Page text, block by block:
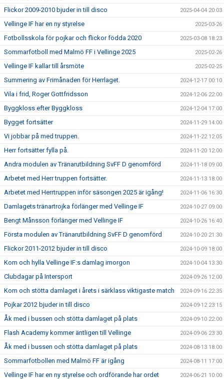
Flickor 2009-2010 bjuder in till disco 2025-04-04 20:03
Vellinge IF har en ny styrelse 2025-03-26
Fotbollsskola för pojkar och flickor födda 2020 2025-03-08 18:23
Sommarfotboll med Malmö FF i Vellinge 2025 2025-02-26
Vellinge IF kallar till årsmöte 2025-02-25
Summering av Frimånaden för Herrlaget. 2024-12-17 00:10
Vila i frid, Roger Gottfridsson 2024-12-06 22:00
Byggkloss efter Byggkloss 2024-12-04 17:00
Bygget fortsätter 2024-11-29 14:00
Vi jobbar på med truppen. 2024-11-22 12:05
Herr fortsätter fylla på. 2024-11-20 12:00
Andra modulen av Tränarutbildning SvFF D genomförd 2024-11-18 09:00
Arbetet med Herr truppen fortsätter. 2024-11-13 18:00
Arbetet med Herrtruppen inför säsongen 2025 är igång! 2024-11-06 16:30
Damlagets tränartrojka förlänger med Vellinge IF 2024-10-27 09:00
Bengt Månsson förlänger med Vellinge IF 2024-10-26 16:40
Första modulen av Tränarutbildning SvFF D genomförd 2024-10-20 21:30
Flickor 2011-2012 bjuder in till disco 2024-10-09 18:00
Kom och hylla Vellinge IF:s damlag imorgon 2024-10-04 13:30
Clubdagar på Intersport 2024-09-26 12:00
Kom och stötta damlaget i årets i särklass viktigaste match 2024-09-16 22:35
Pojkar 2012 bjuder in till disco 2024-09-12 23:15
Åk med i bussen och stötta damlaget på plats 2024-09-10 22:00
Flash Academy kommer äntligen till Vellinge 2024-09-06 23:30
Åk med i bussen och stötta damlaget på plats 2024-08-13 18:00
Sommarfotbollen med Malmö FF är igång 2024-08-11 17:00
Vellinge IF har en ny styrelse och ordförande har ordet 2024-06-21 10:00